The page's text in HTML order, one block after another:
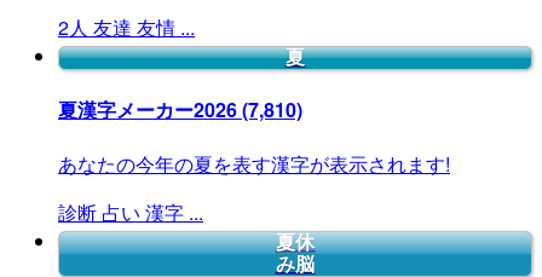
2人 友達 友情 ...
夏
夏漢字メーカー2026(7,810)
あなたの今年の夏を表す漢字が表示されます!
診断 占い 漢字 ...
夏休
み脳